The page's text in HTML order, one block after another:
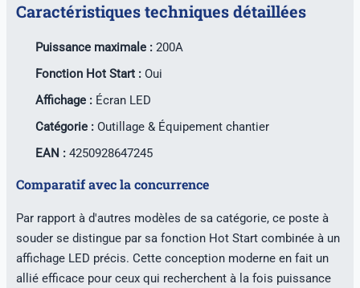
Caractéristiques techniques détaillées
Puissance maximale : 200A
Fonction Hot Start : Oui
Affichage : Écran LED
Catégorie : Outillage & Équipement chantier
EAN : 4250928647245
Comparatif avec la concurrence
Par rapport à d'autres modèles de sa catégorie, ce poste à
souder se distingue par sa fonction Hot Start combinée à un
affichage LED précis. Cette conception moderne en fait un
allié efficace pour ceux qui recherchent à la fois puissance